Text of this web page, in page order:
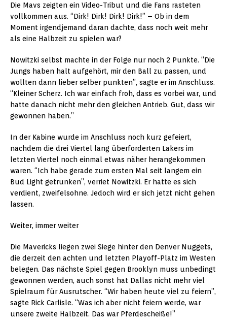
Die Mavs zeigten ein Video-Tribut und die Fans rasteten
vollkommen aus. “Dirk! Dirk! Dirk! Dirk!” – Ob in dem
Moment irgendjemand daran dachte, dass noch weit mehr
als eine Halbzeit zu spielen war?
Nowitzki selbst machte in der Folge nur noch 2 Punkte. “Die
Jungs haben halt aufgehört, mir den Ball zu passen, und
wollten dann lieber selber punkten”, sagte er im Anschluss.
“Kleiner Scherz. Ich war einfach froh, dass es vorbei war, und
hatte danach nicht mehr den gleichen Antrieb. Gut, dass wir
gewonnen haben.”
In der Kabine wurde im Anschluss noch kurz gefeiert,
nachdem die drei Viertel lang überforderten Lakers im
letzten Viertel noch einmal etwas näher herangekommen
waren. “Ich habe gerade zum ersten Mal seit langem ein
Bud Light getrunken”, verriet Nowitzki. Er hatte es sich
verdient, zweifelsohne. Jedoch wird er sich jetzt nicht gehen
lassen.
Weiter, immer weiter
Die Mavericks liegen zwei Siege hinter den Denver Nuggets,
die derzeit den achten und letzten Playoff-Platz im Westen
belegen. Das nächste Spiel gegen Brooklyn muss unbedingt
gewonnen werden, auch sonst hat Dallas nicht mehr viel
Spielraum für Ausrutscher. “Wir haben heute viel zu feiern”,
sagte Rick Carlisle. “Was ich aber nicht feiern werde, war
unsere zweite Halbzeit. Das war Pferdescheiße!”